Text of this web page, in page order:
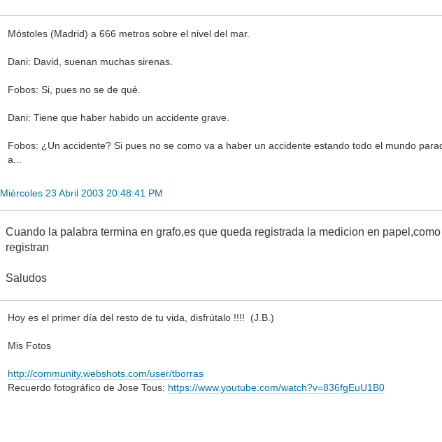
Móstoles (Madrid) a 666 metros sobre el nivel del mar.
Dani: David, suenan muchas sirenas.
Fobos: Si, pues no se de qué.
Dani: Tiene que haber habido un accidente grave.
Fobos: ¿Un accidente? Si pues no se como va a haber un accidente estando todo el mundo
a...
Miércoles 23 Abril 2003 20:48:41 PM
Cuando la palabra termina en grafo,es que queda registrada la medicion en
registran
Saludos
Hoy es el primer día del resto de tu vida, disfrútalo !!!! (J.B.)
Mis Fotos
http://community.webshots.com/user/tborras
Recuerdo fotográfico de Jose Tous: https://www.youtube.com/watch?v=836fgEuU1B0